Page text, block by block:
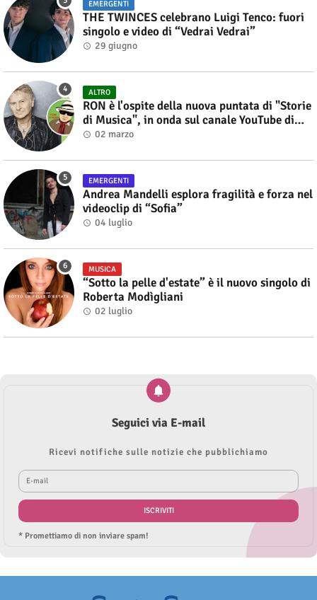
EMERGENTI
THE TWINCES celebrano Luigi Tenco: fuori
singolo e video di “Vedrai Vedrai”
29 giugno
ALTRO
RON è l'ospite della nuova puntata di "Storie
di Musica", in onda sul canale YouTube di
Alberto Salerno
02 marzo
EMERGENTI
Andrea Mandelli esplora fragilità e forza nel
videoclip di “Sofia”
04 luglio
MUSICA
“Sotto la pelle d'estate” è il nuovo singolo di
Roberta Modìgliani
02 luglio
Seguici via E-mail
Ricevi notifiche sulle notizie che pubblichiamo
* Promettiamo di non inviare spam!